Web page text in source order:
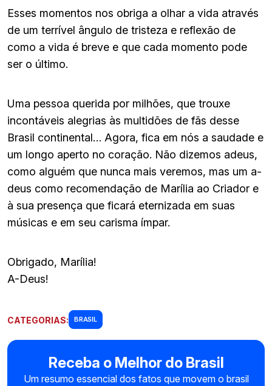
Esses momentos nos obriga a olhar a vida através
de um terrível ângulo de tristeza e reflexão de
como a vida é breve e que cada momento pode
ser o último.
Uma pessoa querida por milhões, que trouxe
incontáveis alegrias às multidões de fãs desse
Brasil continental… Agora, fica em nós a saudade e
um longo aperto no coração. Não dizemos adeus,
como alguém que nunca mais veremos, mas um a-
deus como recomendação de Marília ao Criador e
à sua presença que ficará eternizada em suas
músicas e em seu carisma ímpar.
Obrigado, Marília!
A-Deus!
CATEGORIAS: BRASIL
Receba o Melhor do Brasil
Um resumo essencial dos fatos que movem o brasil